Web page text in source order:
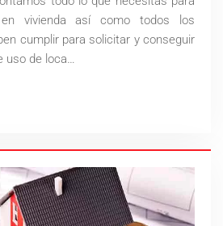
UN
LOCAL
VIVIENDA
vivienda así como todos los
cumplir para solicitar y conseguir
uso de loca…